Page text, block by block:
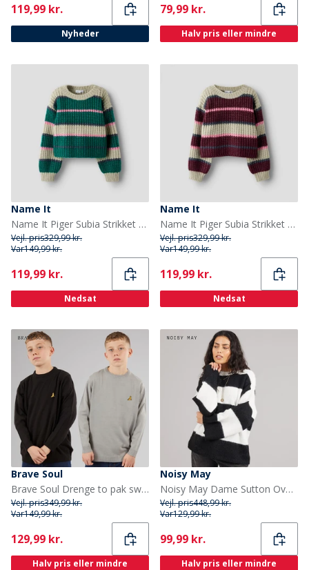
Current
119,99 kr.
Nyheder
Current
79,99 kr.
Halv pris eller mindre
Name It
Name It Piger Subia Strikket Sweater Aventurine
Vejl. pris329,99 kr.
Var149,99 kr.
Current
119,99 kr.
Nedsat
Name It
Name It Piger Subia Strikket Sweater Burgundy
Vejl. pris329,99 kr.
Var149,99 kr.
Current
119,99 kr.
Nedsat
Brave Soul
Brave Soul Drenge to pak sweatre sort/sølvgrå melange
Vejl. pris349,99 kr.
Var149,99 kr.
Current
129,99 kr.
Halv pris eller mindre
Noisy May
Noisy May Dame Sutton Oversize Strik Pullover Eggnog
Vejl. pris448,99 kr.
Var129,99 kr.
Current
99,99 kr.
Halv pris eller mindre